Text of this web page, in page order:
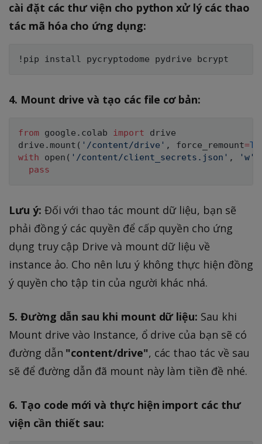
cài đặt các thư viện cho python xử lý các thao
tác mã hóa cho ứng dụng:
4. Mount drive và tạo các file cơ bản:
from google . colab import drive
drive . mount ( '/content/drive' , force_remount=
with
open ( '/content/client_secrets.json' , 'w'
pass
Lưu ý: Đối với thao tác mount dữ liệu, bạn sẽ
phải đồng ý các quyền để cấp quyền cho ứng
dụng truy cập Drive và mount dữ liệu về
instance ảo. Cho nên lưu ý không thực hiện đồng
ý quyền cho tập tin của người khác nhá.
5. Đường dẫn sau khi mount dữ liệu: Sau khi
Mount drive vào Instance, ổ drive của bạn sẽ có
đường dẫn "content/drive", các thao tác về sau
sẽ để đường dẫn đã mount này làm tiền đề nhé.
6. Tạo code mới và thực hiện import các thư
viện cần thiết sau: